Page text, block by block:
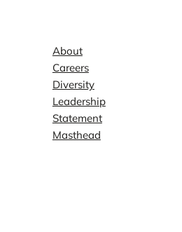
About
Careers
Diversity
Leadership
Statement
Masthead